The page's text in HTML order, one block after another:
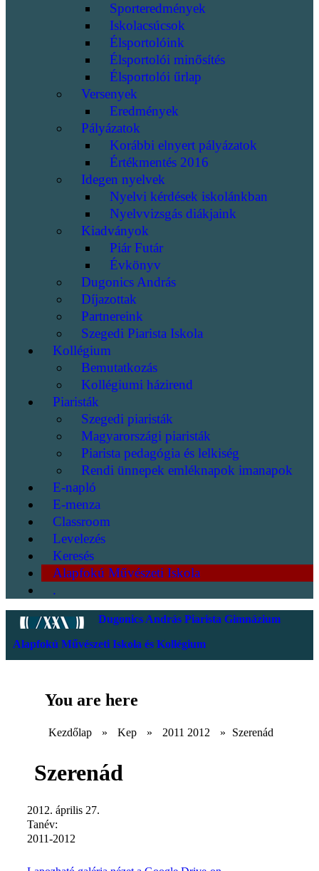
Sporteredmények
Iskolacsúcsok
Élsportolóink
Élsportolói minősítés
Élsportolói űrlap
Versenyek
Eredmények
Pályázatok
Korábbi elnyert pályázatok
Értékmentés 2016
Idegen nyelvek
Nyelvi kérdések iskolánkban
Nyelvvizsgás diákjaink
Kiadványok
Piár Futár
Évkönyv
Dugonics András
Díjazottak
Partnereink
Szegedi Piarista Iskola
Kollégium
Bemutatkozás
Kollégiumi házirend
Piaristák
Szegedi piaristák
Magyarországi piaristák
Piarista pedagógia és lelkiség
Rendi ünnepek emléknapok imanapok
E-napló
E-menza
Classroom
Levelezés
Keresés
Alapfokú Művészeti Iskola
.
Dugonics András Piarista Gimnázium
Alapfokú Művészeti Iskola és Kollégium
You are here
Kezdőlap » Kep » 2011 2012 » Szerenád
Szerenád
2012. április 27.
Tanév:
2011-2012